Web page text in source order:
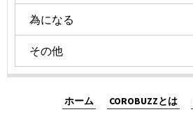
為になる
その他
ホーム COROBUZZとは